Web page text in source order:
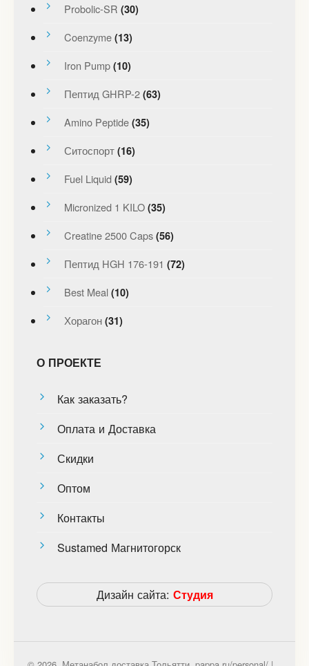
Probolic-SR (30)
Coenzyme (13)
Iron Pump (10)
Пептид GHRP-2 (63)
Amino Peptide (35)
Ситоспорт (16)
Fuel Liquid (59)
Micronized 1 KILO (35)
Creatine 2500 Caps (56)
Пептид HGH 176-191 (72)
Best Meal (10)
Хорагон (31)
О ПРОЕКТЕ
Как заказать?
Оплата и Доставка
Скидки
Оптом
Контакты
Sustamed Магнитогорск
Дизайн сайта: Студия